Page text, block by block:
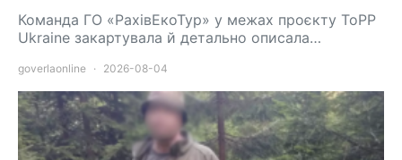
Команда ГО «РахівЕкоТур» у межах проєкту ToPP
Ukraine закартувала й детально описала…
goverlaonline 2026-08-04